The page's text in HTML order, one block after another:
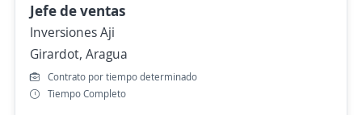
Jefe de ventas
Inversiones Aji
Girardot, Aragua
Contrato por tiempo determinado
Tiempo Completo